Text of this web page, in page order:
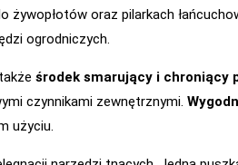
oraz pilarkach
ogrodniczych.
środek smarujący i chroniący
czynnikami zewnętrznymi.
użyciu.